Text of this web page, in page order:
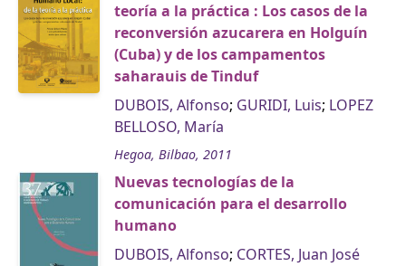
teoría a la práctica : Los casos de la
reconversión azucarera en Holguín
(Cuba) y de los campamentos
saharauis de Tinduf
DUBOIS, Alfonso; GURIDI, Luis; LOPEZ
BELLOSO, María
Hegoa, Bilbao, 2011
Nuevas tecnologías de la
comunicación para el desarrollo
humano
DUBOIS, Alfonso; CORTES, Juan José